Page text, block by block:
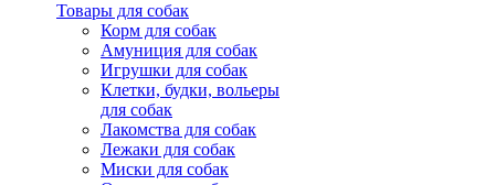
Товары для собак
Корм для собак
Амуниция для собак
Игрушки для собак
Клетки, будки, вольеры
для собак
Лакомства для собак
Лежаки для собак
Миски для собак